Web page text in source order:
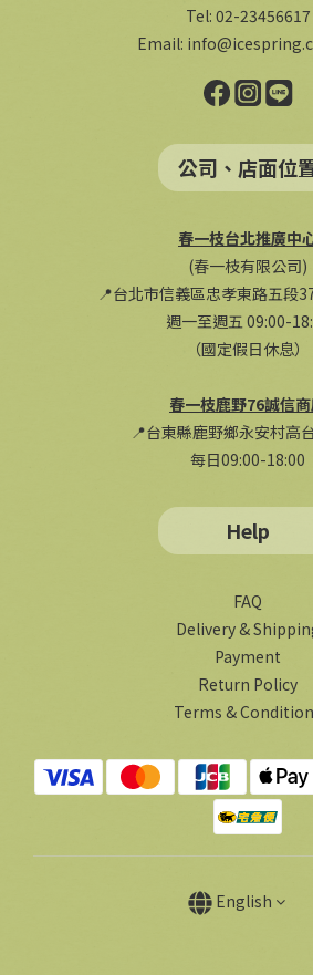
Tel: 02-23456617
Email:
公司、店面位
春一枝台北推廣中
(春一枝有限公司)
📍台北市信義區忠孝東路五段
週一至週五 09:00-
（國定假日休息）
春一枝鹿野76誠信
📍台東縣鹿野鄉永安村高
每日09:00-18:00
Help
FAQ
Delivery &
Payment
Return Policy
Terms &
English